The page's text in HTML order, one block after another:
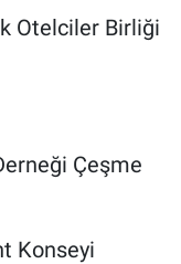
Otelciler Birliği
Çeşme
Konseyi